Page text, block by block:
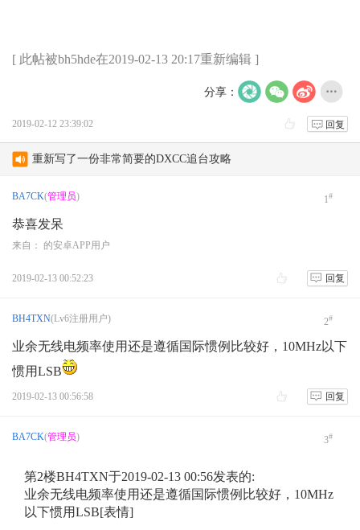
[ 此帖被bh5hde在2019-02-13 20:17重新编辑 ]
分享：
2019-02-12 23:39:02 回复
重新写了一份非常简要的DXCC追台攻略
pepple-HF 项目
[软件] Isobar：开源跨平台气象传真解
test
BA7CK(管理员) 1#
恭喜发呆
来自： 的安卓APP用户
2019-02-13 00:52:23 回复
BH4TXN(Lv6注册用户) 2#
业余无线电频率使用还是遵循国际惯例比较好，10MHz以下
惯用LSB
2019-02-13 00:56:58 回复
BA7CK(管理员) 3#
第2楼BH4TXN于2019-02-13 00:56发表的:
业余无线电频率使用还是遵循国际惯例比较好，10MHz
以下惯用LSB[表情]